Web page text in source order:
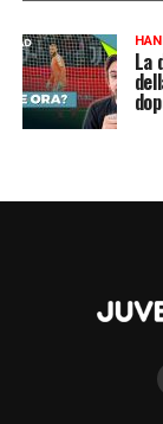
La